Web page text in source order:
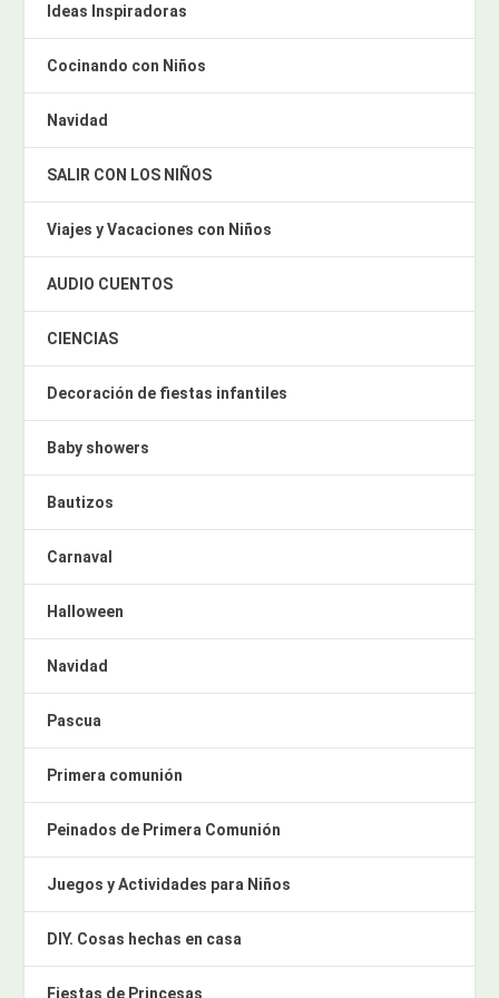
Ideas Inspiradoras
Cocinando con Niños
Navidad
SALIR CON LOS NIÑOS
Viajes y Vacaciones con Niños
AUDIO CUENTOS
CIENCIAS
Decoración de fiestas infantiles
Baby showers
Bautizos
Carnaval
Halloween
Navidad
Pascua
Primera comunión
Peinados de Primera Comunión
Juegos y Actividades para Niños
DIY. Cosas hechas en casa
Fiestas de Princesas